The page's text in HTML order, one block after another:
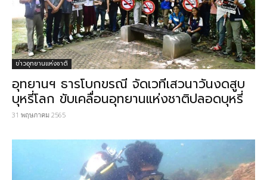
ข่าวอุทยานแห่งชาติ
อุทยานฯ ธารโบกขรณี จัดเวทีเสวนาวันงดสูบ
บุหรี่โลก ขับเคลื่อนอุทยานแห่งชาติปลอดบุหรี่
31 พฤษภาคม 2565